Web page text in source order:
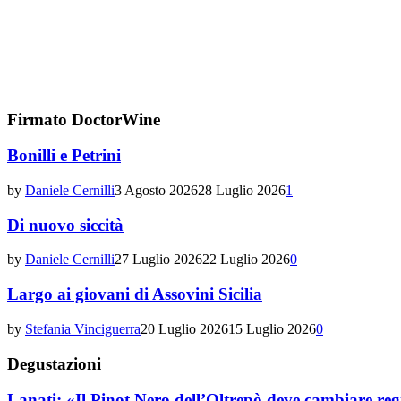
Firmato DoctorWine
Bonilli e Petrini
by Daniele Cernilli3 Agosto 202628 Luglio 20261
Di nuovo siccità
by Daniele Cernilli27 Luglio 202622 Luglio 20260
Largo ai giovani di Assovini Sicilia
by Stefania Vinciguerra20 Luglio 202615 Luglio 20260
Degustazioni